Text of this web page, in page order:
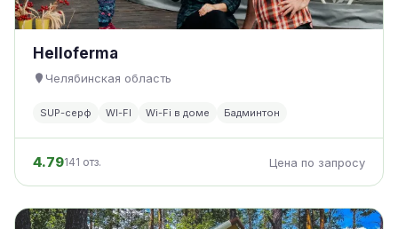
Helloferma
Челябинская область
SUP-серф WI-FI Wi-Fi в доме Бадминтон
4.79141 отз. Цена по запросу